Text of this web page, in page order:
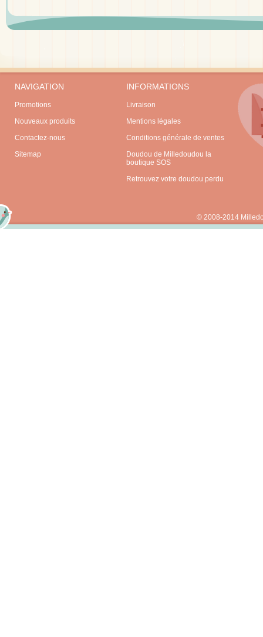
NAVIGATION
Promotions
Nouveaux produits
Contactez-nous
Sitemap
INFORMATIONS
Livraison
Mentions légales
Conditions générale de ventes
Doudou de Milledoudou la
boutique SOS
Retrouvez votre doudou perdu
© 2008-2014